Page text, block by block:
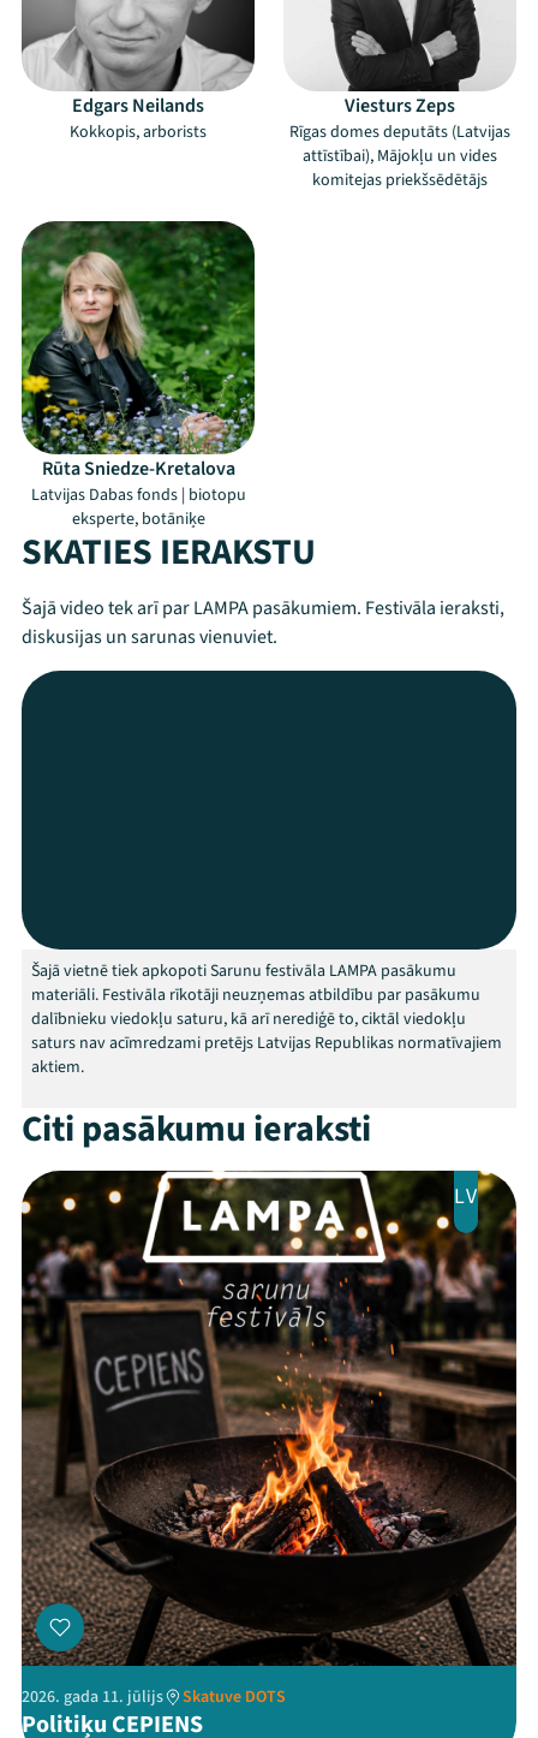
Mana programma
Ziedo
Veikals
ThreadsFacebookYoutube
X Instagram
Flick TikTok
Edgars Neilands
Kokkopis, arborists
Viesturs Zeps
Rīgas domes deputāts (Latvijas
attīstībai), Mājokļu un vides
komitejas priekšsēdētājs
Rūta Sniedze-Kretalova
Latvijas Dabas fonds | biotopu
eksperte, botāniķe
SKATIES IERAKSTU
Šajā video tek arī par LAMPA pasākumiem. Festivāla ieraksti,
diskusijas un sarunas vienuviet.
Šajā vietnē tiek apkopoti Sarunu festivāla LAMPA pasākumu
materiāli. Festivāla rīkotāji neuzņemas atbildību par pasākumu
dalībnieku viedokļu saturu, kā arī nerediģē to, ciktāl viedokļu
saturs nav acīmredzami pretējs Latvijas Republikas normatīvajiem
aktiem.
Citi pasākumu ieraksti
LV
2026. gada 11. jūlijs Skatuve DOTS
Politiķu CEPIENS